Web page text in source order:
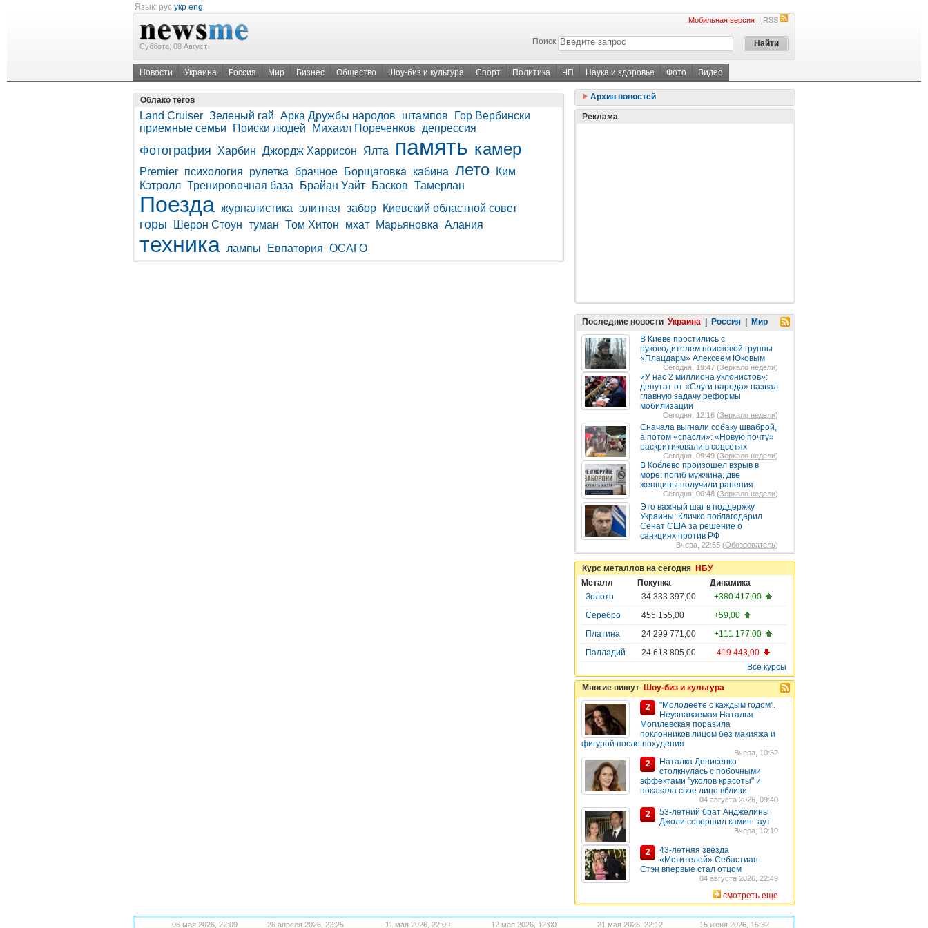
Язык: рус укр eng
Суббота, 08 Август
Мобильная версия RSS
Поиск
Новости Украина Россия Мир Бизнес Общество Шоу-биз и культура Спорт Политика ЧП Наука и здоровье Фото Видео
Облако тегов
Land Cruiser Зеленый гай Арка Дружбы народов штампов
Гор Вербински
приемные семьи
Поиски людей Михаил Пореченков депрессия
Фотография Харбин Джордж Харрисон Ялта память камер
Premier психология рулетка брачное Борщаговка кабина лето
Ким
Кэтролл Тренировочная база Брайан Уайт Басков Тамерлан
Поезда журналистика элитная забор Киевский областной совет
горы Шерон Стоун туман Том Хитон мхат Марьяновка Алания
техника лампы Евпатория ОСАГО
Архив новостей
Реклама
Последние новости Украина Россия
Мир
В Киеве простились с
руководителем поисковой группы
«Плацдарм» Алексеем Юковым
Сегодня, 19:47 (Зеркало недели)
«У нас 2 миллиона уклонистов»:
депутат от «Слуги народа» назвал
главную задачу реформы
мобилизации
Сегодня, 12:16 (Зеркало недели)
Сначала выгнали собаку шваброй,
а потом «спасли»: «Новую почту»
раскритиковали в соцсетях
Сегодня, 09:49 (Зеркало недели)
В Коблево произошел взрыв в
море: погиб мужчина, две
женщины получили ранения
Сегодня, 00:48 (Зеркало недели)
Это важный шаг в поддержку
Украины: Кличко поблагодарил
Сенат США за решение о
санкциях против РФ
Вчера, 22:55 (Обозреватель)
Курс металлов на сегодня НБУ
Металл
Покупка
Динамика
Золото
34 333 397,00
+380 417,00
Серебро
455 155,00
+59,00
Платина
24 299 771,00
+111 177,00
Палладий
24 618 805,00
-419 443,00
Все курсы
Многие пишут Шоу-биз и культура
2
"Молодеете с каждым годом".
Неузнаваемая Наталья
Могилевская поразила
поклонников лицом без макияжа и
фигурой после похудения
Вчера, 10:32
2
Наталка Денисенко
столкнулась с побочными
эффектами "уколов красоты" и
показала свое лицо вблизи
04 августа 2026, 09:40
2
53-летний брат Анджелины
Джоли совершил каминг-аут
Вчера, 10:10
2
43-летняя звезда
«Мстителей» Себастиан
Стэн впервые стал отцом
04 августа 2026, 22:49
смотреть еще
06 мая 2026, 22:09 26 апреля 2026, 22:25 11 мая 2026, 22:09 12 мая 2026, 12:00 21 мая 2026, 22:12 15 июня 2026, 15:32